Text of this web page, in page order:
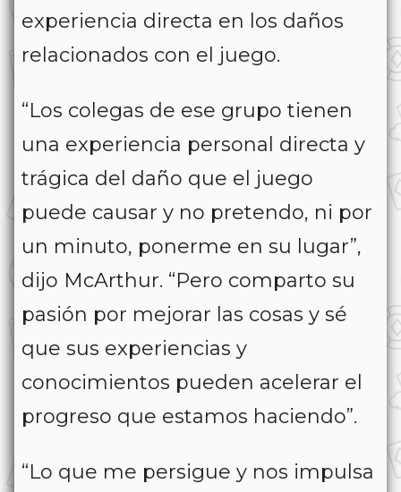
experiencia directa en los daños
relacionados con el juego.
“Los colegas de ese grupo tienen
una experiencia personal directa y
trágica del daño que el juego
puede causar y no pretendo, ni por
un minuto, ponerme en su lugar”,
dijo McArthur. “Pero comparto su
pasión por mejorar las cosas y sé
que sus experiencias y
conocimientos pueden acelerar el
progreso que estamos haciendo”.
“Lo que me persigue y nos impulsa